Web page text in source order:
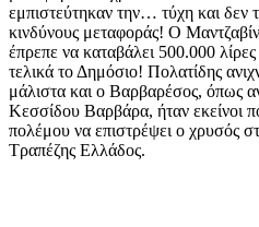
εμπιστεύτηκαν την… τύχη και δεν
κινδύνους μεταφοράς! Ο
έπρεπε να καταβάλει 500.000
τελικά το Δημόσιο! Πολατίδης
μάλιστα και ο Βαρβαρέσος, όπως
Κεσσίδου Βαρβάρα, ήταν εκείνοι
πολέμου να επιστρέψει ο χρυσός
Τραπέζης Ελλάδος.